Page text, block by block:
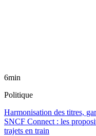
6min
Politique
Harmonisation des titres,
SNCF Connect : les
trajets en train